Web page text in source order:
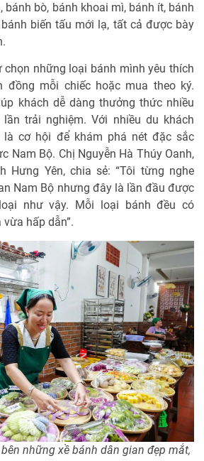
bánh bò, bánh khoai mì, bánh ít, bánh
biến tấu mới lạ, tất cả được bày
những loại bánh mình yêu thích
đồng mỗi chiếc hoặc mua theo ký.
khách dễ dàng thưởng thức nhiều
trải nghiệm. Với nhiều du khách
là cơ hội để khám phá nét đặc sắc
Nam Bộ. Chị Nguyễn Hà Thúy Oanh,
Hưng Yên, chia sẻ: “Tôi từng nghe
Nam Bộ nhưng đây là lần đầu được
như vậy. Mỗi loại bánh đều có
hấp dẫn”.
bên những xề bánh dân gian đẹp mắt,